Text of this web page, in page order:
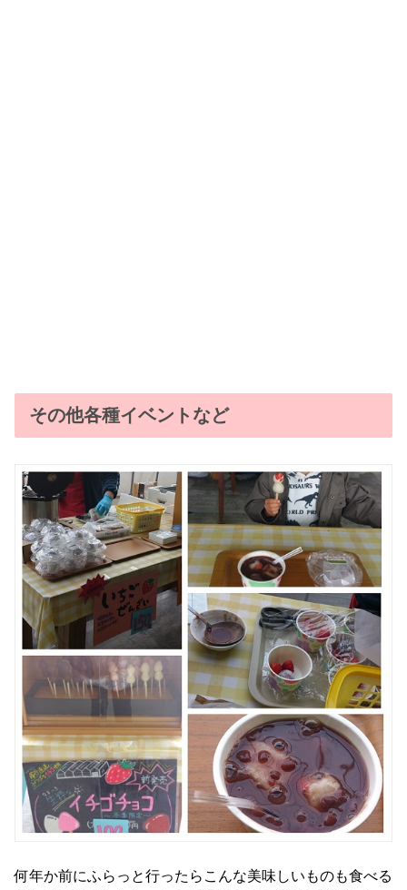
その他各種イベントなど
何年か前にふらっと行ったらこんな美味しいものも食べる